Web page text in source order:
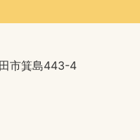
市箕島443-4